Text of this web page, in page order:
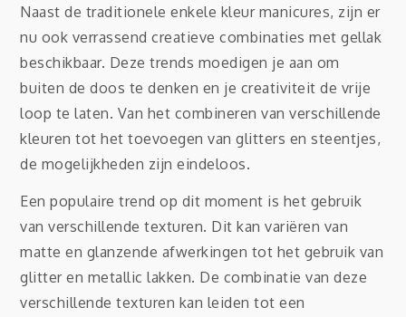
Naast de traditionele enkele kleur manicures, zijn er
nu ook verrassend creatieve combinaties met gellak
beschikbaar. Deze trends moedigen je aan om
buiten de doos te denken en je creativiteit de vrije
loop te laten. Van het combineren van verschillende
kleuren tot het toevoegen van glitters en steentjes,
de mogelijkheden zijn eindeloos.
Een populaire trend op dit moment is het gebruik
van verschillende texturen. Dit kan variëren van
matte en glanzende afwerkingen tot het gebruik van
glitter en metallic lakken. De combinatie van deze
verschillende texturen kan leiden tot een